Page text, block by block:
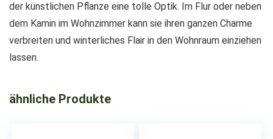
der künstlichen Pflanze eine tolle Optik. Im Flur oder neben
dem Kamin im Wohnzimmer kann sie ihren ganzen Charme
verbreiten und winterliches Flair in den Wohnraum einziehen
lassen.
ähnliche Produkte